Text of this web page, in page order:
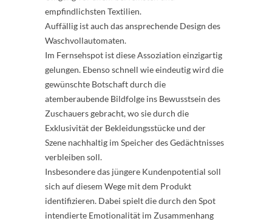
empfindlichsten Textilien.
Auffällig ist auch das ansprechende Design des
Waschvollautomaten.
Im Fernsehspot ist diese Assoziation einzigartig
gelungen. Ebenso schnell wie eindeutig wird die
gewünschte Botschaft durch die
atemberaubende Bildfolge ins Bewusstsein des
Zuschauers gebracht, wo sie durch die
Exklusivität der Bekleidungsstücke und der
Szene nachhaltig im Speicher des Gedächtnisses
verbleiben soll.
Insbesondere das jüngere Kundenpotential soll
sich auf diesem Wege mit dem Produkt
identifizieren. Dabei spielt die durch den Spot
intendierte Emotionalität im Zusammenhang